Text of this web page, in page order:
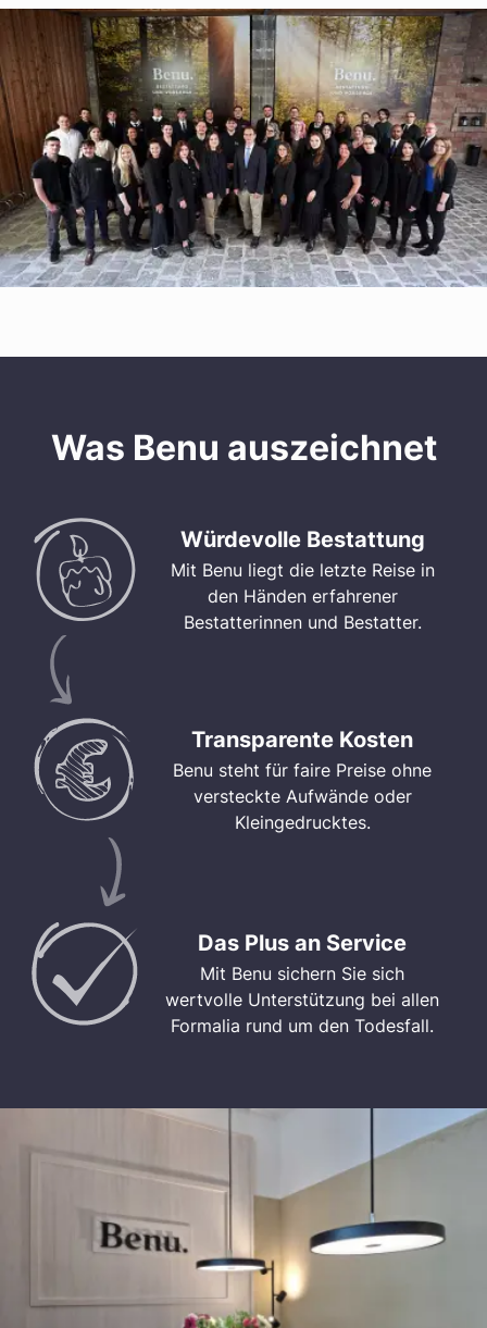
Was Benu auszeichnet
Würdevolle Bestattung
Mit Benu liegt die letzte Reise in
den Händen erfahrener
Bestatterinnen und Bestatter.
Transparente Kosten
Benu steht für faire Preise ohne
versteckte Aufwände oder
Kleingedrucktes.
Das Plus an Service
Mit Benu sichern Sie sich
wertvolle Unterstützung bei allen
Formalia rund um den Todesfall.